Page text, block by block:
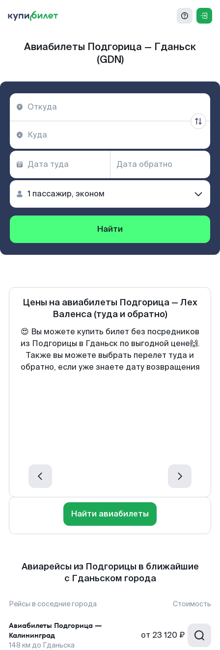
Авиабилеты Подгорица — Гданьск
(GDN)
Найти
Цены на авиабилеты Подгорица — Лех
Валенса (туда и обратно)
😍 Вы можете купить билет без посредников
из Подгорицы в Гданьск по выгодной цене🙌.
Также вы можете выбрать перелет туда и
обратно, если уже знаете дату возвращения
Найти авиабилеты
Авиарейсы из Подгорицы в ближайшие
с Гданьском города
Рейсы в соседние города Стоимость
Авиабилеты Подгорица —
Калининград
148 км до Гданьска
от 23 120 ₽